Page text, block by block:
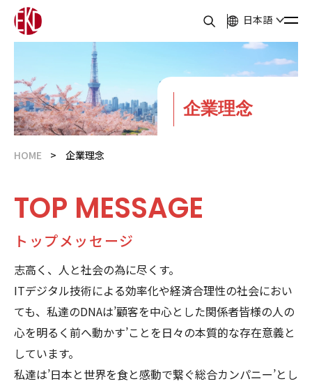
日本語
企業理念
HOME 企業理念
TOP MESSAGE
トップメッセージ
志高く、人と社会の為に尽くす。
ITデジタル技術による効率化や経済合理性の社会におい
ても、私達のDNAは’顧客を中心とした関係者皆様の人の
心を明るく前へ動かす’ことを日々の本質的な存在意義と
しています。
私達は’日本と世界を食と感動で繋ぐ総合カンパニー’とし